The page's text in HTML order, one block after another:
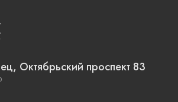
Октябрьский проспект 83